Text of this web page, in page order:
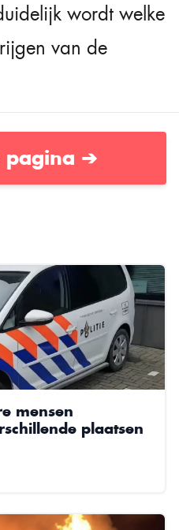
wordt welke
van de
pagina ➔
mensen
plaatsen